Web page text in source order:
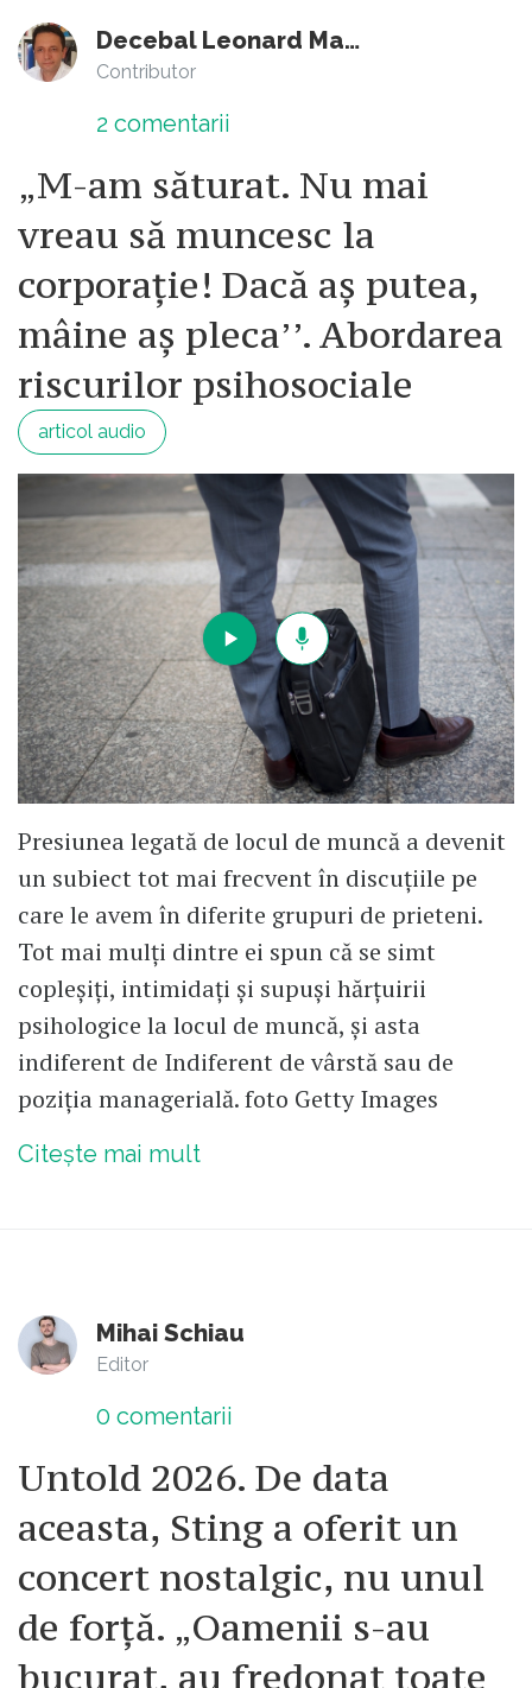
Decebal Leonard Marin
Contributor
2 comentarii
„M-am săturat. Nu mai
vreau să muncesc la
corporație! Dacă aș putea,
mâine aș pleca’’. Abordarea
riscurilor psihosociale
articol audio
Presiunea legată de locul de muncă a devenit
un subiect tot mai frecvent în discuțiile pe
care le avem în diferite grupuri de prieteni.
Tot mai mulți dintre ei spun că se simt
copleșiți, intimidați și supuși hărțuirii
psihologice la locul de muncă, și asta
indiferent de Indiferent de vârstă sau de
poziția managerială. foto Getty Images
Citește mai mult
Mihai Schiau
Editor
0 comentarii
Untold 2026. De data
aceasta, Sting a oferit un
concert nostalgic, nu unul
de forță. „Oamenii s-au
bucurat, au fredonat toate